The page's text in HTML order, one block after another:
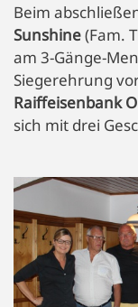
Beim
Sunshine(Fam.
am 3-Gänge-
Siegerehrung
Raiffeisenbank
sich mit drei